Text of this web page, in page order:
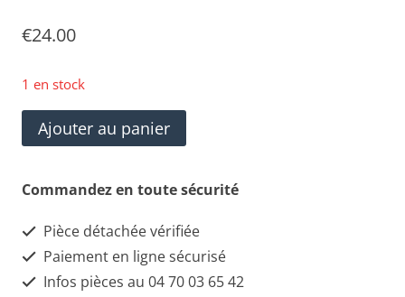
€24.00
1 en stock
quantité
de
Revêtement
cadre
de
Ajouter au panier
Commandez en toute sécurité
Pièce détachée vérifiée
Paiement en ligne sécurisé
Infos pièces au 04 70 03 65 42